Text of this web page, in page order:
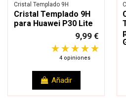
Cristal Templado 9H
Cristal Templado 9H
para Huawei P30 Lite
9,99 €
4 opiniones
Añadir